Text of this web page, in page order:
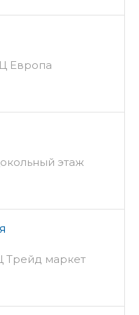
Европа
этаж
Трейд маркет